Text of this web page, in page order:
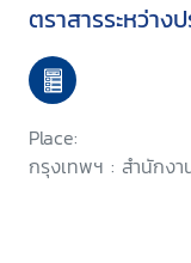
ตราสารระหว่าง
Place:
กรุงเทพฯ : สำนักงา